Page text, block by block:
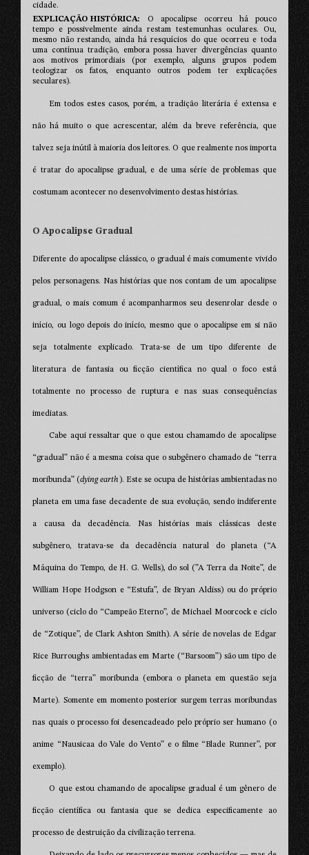
cidade.
EXPLICAÇÃO HISTÓRICA
O apocalipse ocorreu há pouco
tempo e possivelmente ainda restam testemunhas oculares. Ou,
mesmo não restando, ainda há resquícios do que ocorreu e toda
uma contínua tradição, embora possa haver divergências quanto
aos motivos primordiais (por exemplo, alguns grupos podem
teologizar os fatos, enquanto outros podem ter explicações
seculares).
Em todos estes casos, porém, a tradição literária é extensa e
não há muito o que acrescentar, além da breve referência, que
talvez seja inútil à maioria dos leitores. O que realmente nos importa
é tratar do apocalipse gradual, e de uma série de problemas que
costumam acontecer no desenvolvimento destas histórias.
O Apocalipse Gradual
Diferente do apocalipse clássico, o gradual é mais comumente vivido
pelos personagens. Nas histórias que nos contam de um apocalipse
gradual, o mais comum é acompanharmos seu desenrolar desde o
início, ou logo depois do início, mesmo que o apocalipse em si não
seja totalmente explicado. Trata-se de um tipo diferente de
literatura de fantasia ou ficção científica no qual o foco está
totalmente no processo de ruptura e nas suas consequências
imediatas.
Cabe aqui ressaltar que o que estou chamamdo de apocalipse
“gradual” não é a mesma coisa que o subgênero chamado de “terra
moribunda” (dying earth ). Este se ocupa de histórias ambientadas no
planeta em uma fase decadente de sua evolução, sendo indiferente
a causa da decadência. Nas histórias mais clássicas deste
subgênero, tratava-se da decadência natural do planeta (“A
Máquina do Tempo, de H. G. Wells), do sol (”A Terra da Noite”, de
William Hope Hodgson e “Estufa”, de Bryan Aldiss) ou do próprio
universo (ciclo do “Campeão Eterno”, de Michael Moorcock e ciclo
de “Zotique”, de Clark Ashton Smith). A série de novelas de Edgar
Rice Burroughs ambientadas em Marte (“Barsoom”) são um tipo de
ficção de “terra” moribunda (embora o planeta em questão seja
Marte). Somente em momento posterior surgem terras moribundas
nas quais o processo foi desencadeado pelo próprio ser humano (o
anime “Nausicaa do Vale do Vento” e o filme “Blade Runner”, por
exemplo).
O que estou chamando de apocalipse gradual é um gênero de
ficção científica ou fantasia que se dedica especificamente ao
processo de destruição da civilização terrena.